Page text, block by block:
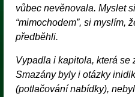
vůbec nevěnovala. Myslet
“mimochodem”, si myslím,
předběhli.
Vypadla i kapitola, která se
Smazány byly i otázky
(potlačování nabídky),